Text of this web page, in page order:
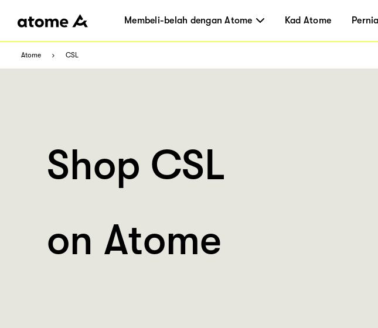
Membeli-belah dengan Atome Kad Atome
Atome CSL
Shop CSL
on Atome